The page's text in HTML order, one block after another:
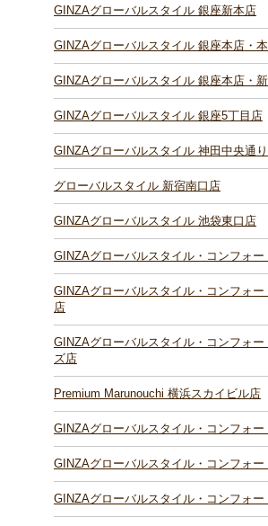
GINZAグローバルスタイル 銀座新本店
GINZAグローバルスタイル 銀座本店・
GINZAグローバルスタイル 銀座本店・
GINZAグローバルスタイル 銀座5丁目店
GINZAグローバルスタイル 神田中央通
グローバルスタイル 新宿南口店
GINZAグローバルスタイル 池袋東口店
GINZAグローバルスタイル・コンフォー
GINZAグローバルスタイル・コンフォ
店
GINZAグローバルスタイル・コンフォ
ズ店
Premium Marunouchi 横浜スカイビル店
GINZAグローバルスタイル・コンフォ
GINZAグローバルスタイル・コンフォ
GINZAグローバルスタイル・コンフォ